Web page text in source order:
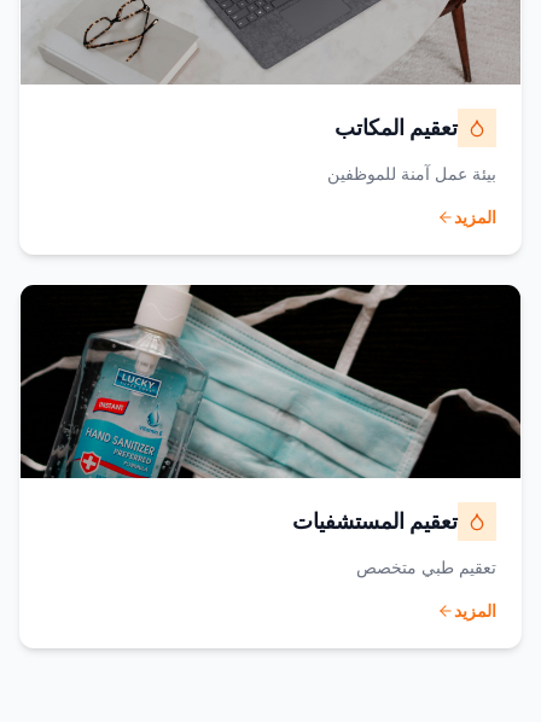
تعقيم المكاتب
بيئة عمل آمنة للموظفين
المزيد
تعقيم المستشفيات
تعقيم طبي متخصص
المزيد